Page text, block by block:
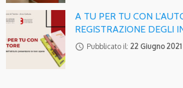
A TU PER TU CON
REGISTRAZIONE DEGLI
access_time Pubblicato il: 22 Giugno 2021